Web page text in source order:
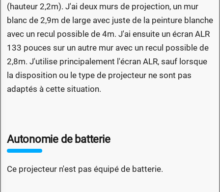
(hauteur 2,2m). J'ai deux murs de projection, un mur
blanc de 2,9m de large avec juste de la peinture blanche
avec un recul possible de 4m. J'ai ensuite un écran ALR
133 pouces sur un autre mur avec un recul possible de
2,8m. J'utilise principalement l'écran ALR, sauf lorsque
la disposition ou le type de projecteur ne sont pas
adaptés à cette situation.
Autonomie de batterie
Ce projecteur n'est pas équipé de batterie.